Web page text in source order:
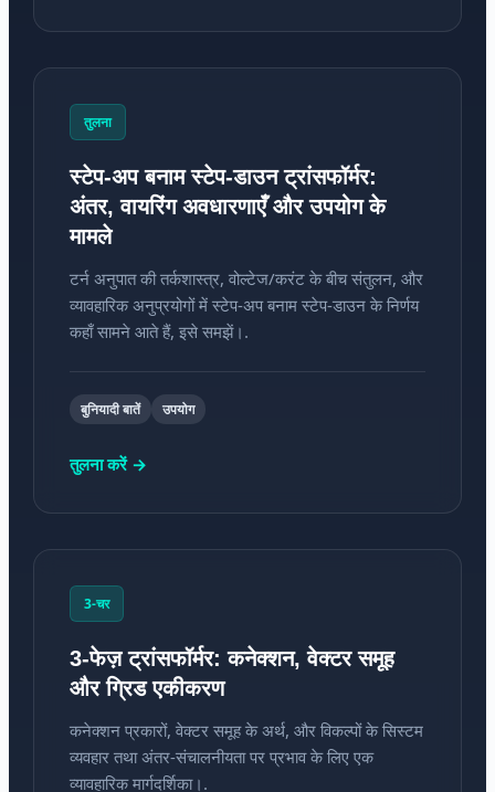
तुलना
स्टेप-अप बनाम स्टेप-डाउन ट्रांसफॉर्मर:
अंतर, वायरिंग अवधारणाएँ और उपयोग के
मामले
टर्न अनुपात की तर्कशास्त्र, वोल्टेज/करंट के बीच संतुलन, और
व्यावहारिक अनुप्रयोगों में स्टेप-अप बनाम स्टेप-डाउन के निर्णय
कहाँ सामने आते हैं, इसे समझें।.
बुनियादी बातें उपयोग
तुलना करें →
3-चर
3-फेज़ ट्रांसफॉर्मर: कनेक्शन, वेक्टर समूह
और ग्रिड एकीकरण
कनेक्शन प्रकारों, वेक्टर समूह के अर्थ, और विकल्पों के सिस्टम
व्यवहार तथा अंतर-संचालनीयता पर प्रभाव के लिए एक
व्यावहारिक मार्गदर्शिका।.